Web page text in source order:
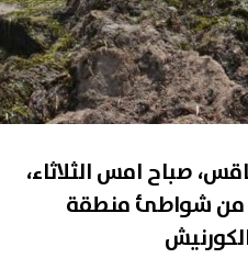
صباح امس الثلاثاء،
من شواطئ منطقة